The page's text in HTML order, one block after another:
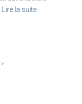
Lire la suite